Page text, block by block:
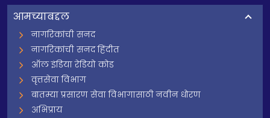
आमच्याबद्दल
नागरिकांची सनद
नागरिकांची सनद हिंदीत
ऑल इंडिया रेडियो कोड
वृत्तसेवा विभाग
बातम्या प्रसारण सेवा विभागासाठी नवीन धोरण
अभिप्राय